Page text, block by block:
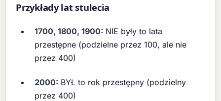
Przykłady lat stulecia
1700, 1800, 1900: NIE były to lata
przestępne (podzielne przez 100, ale nie
przez 400)
2000: BYŁ to rok przestępny (podzielny
przez 400)